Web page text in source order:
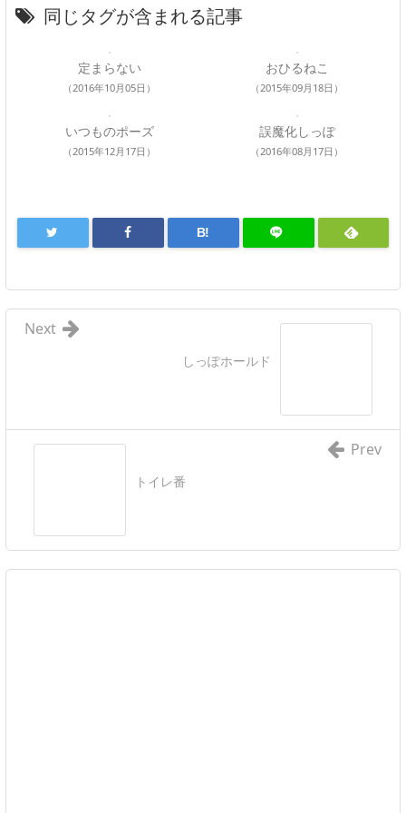
同じタグが含まれる記事
定まらない
（2016年10月05日）
おひるねこ
（2015年09月18日）
いつものポーズ
（2015年12月17日）
誤魔化しっぽ
（2016年08月17日）
B!
しっぽホールド
Next
トイレ番
Prev